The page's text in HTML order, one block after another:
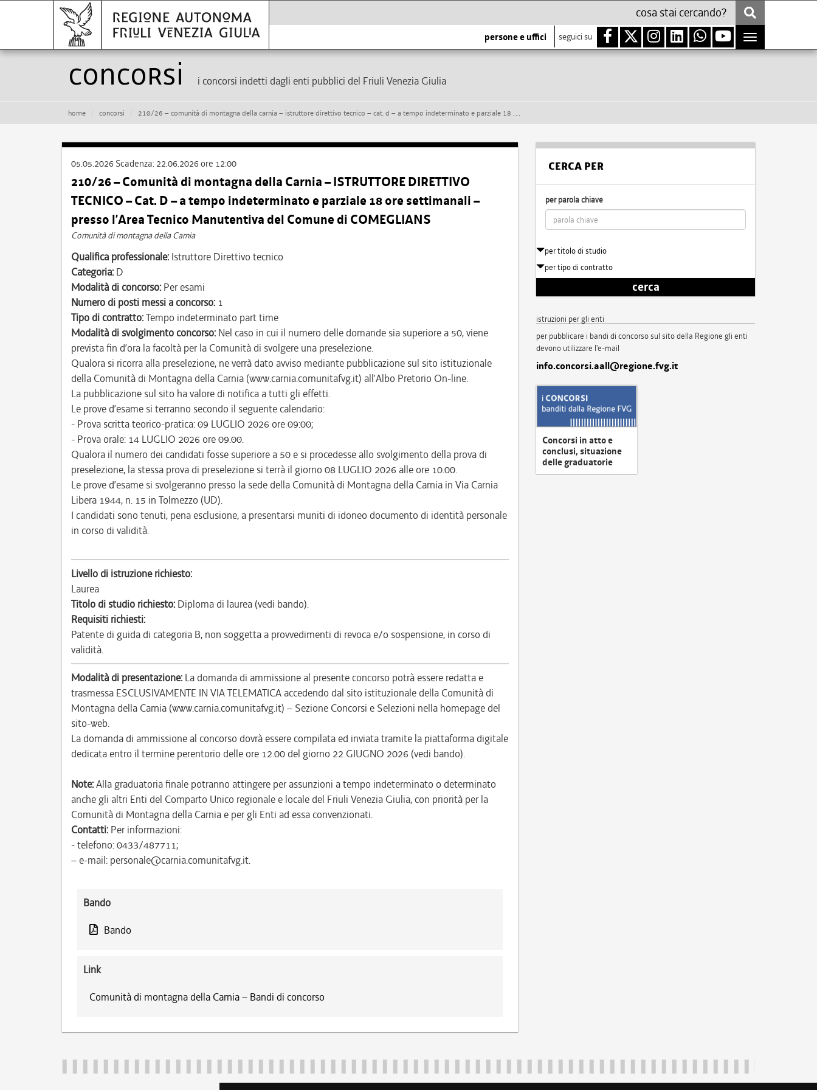
persone e uffici seguici su
Toggle
navigation
Concorsi i concorsi indetti dagli enti pubblici del Friuli Venezia Giulia
home concorsi 210/26 – comunità di montagna della carnia – istruttore direttivo tecnico – cat. d – a tempo indeterminato e parziale 18 ore settimanali – presso l’area tecnico manutentiva del comune di comeglians
05.05.2026 Scadenza: 22.06.2026 ore 12:00
210/26 – Comunità di montagna della Carnia – ISTRUTTORE DIRETTIVO
TECNICO – Cat. D – a tempo indeterminato e parziale 18 ore settimanali –
presso l’Area Tecnico Manutentiva del Comune di COMEGLIANS
Comunità di montagna della Carnia
Qualifica professionale: Istruttore Direttivo tecnico
Categoria: D
Modalità di concorso: Per esami
Numero di posti messi a concorso: 1
Tipo di contratto:Tempo indeterminato part time
Modalità di svolgimento concorso: Nel caso in cui il numero delle domande sia superiore a 50, viene
prevista fin d’ora la facoltà per la Comunità di svolgere una preselezione.
Qualora si ricorra alla preselezione, ne verrà dato avviso mediante pubblicazione sul sito istituzionale
della Comunità di Montagna della Carnia (www.carnia.comunitafvg.it) all’Albo Pretorio On-line.
La pubblicazione sul sito ha valore di notifica a tutti gli effetti.
Le prove d’esame si terranno secondo il seguente calendario:
- Prova scritta teorico-pratica: 09 LUGLIO 2026 ore 09:00;
- Prova orale: 14 LUGLIO 2026 ore 09.00.
Qualora il numero dei candidati fosse superiore a 50 e si procedesse allo svolgimento della prova di
preselezione, la stessa prova di preselezione si terrà il giorno 08 LUGLIO 2026 alle ore 10.00.
Le prove d’esame si svolgeranno presso la sede della Comunità di Montagna della Carnia in Via Carnia
Libera 1944, n. 15 in Tolmezzo (UD).
I candidati sono tenuti, pena esclusione, a presentarsi muniti di idoneo documento di identità personale
in corso di validità.
Livello di istruzione richiesto:
Laurea
Titolo di studio richiesto: Diploma di laurea (vedi bando).
Requisiti richiesti:
Patente di guida di categoria B, non soggetta a provvedimenti di revoca e/o sospensione, in corso di
validità.
Modalità di presentazione: La domanda di ammissione al presente concorso potrà essere redatta e
trasmessa ESCLUSIVAMENTE IN VIA TELEMATICA accedendo dal sito istituzionale della Comunità di
Montagna della Carnia (www.carnia.comunitafvg.it) – Sezione Concorsi e Selezioni nella homepage del
sito-web.
La domanda di ammissione al concorso dovrà essere compilata ed inviata tramite la piattaforma digitale
dedicata entro il termine perentorio delle ore 12.00 del giorno 22 GIUGNO 2026 (vedi bando).
Note:Alla graduatoria finale potranno attingere per assunzioni a tempo indeterminato o determinato
anche gli altri Enti del Comparto Unico regionale e locale del Friuli Venezia Giulia, con priorità per la
Comunità di Montagna della Carnia e per gli Enti ad essa convenzionati.
Contatti: Per informazioni:
- telefono: 0433/487711;
– e-mail: personale@carnia.comunitafvg.it.
Bando
Bando
Link
Comunità di montagna della Carnia – Bandi di concorso
CERCA PER
per parola chiave
per titolo di studio
per tipo di contratto
cerca
istruzioni per gli enti
per pubblicare i bandi di concorso sul sito della Regione gli enti
devono utilizzare l'e-mail
info.concorsi.aall@regione.fvg.it
Concorsi in atto e
conclusi, situazione
delle graduatorie